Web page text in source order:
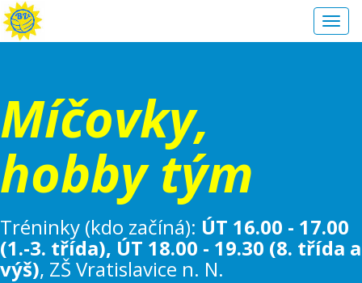
Míčovky,
hobby tým
Tréninky (kdo začíná): ÚT 16.00 - 17.00
(1.-3. třída), ÚT 18.00 - 19.30 (8. třída a
výš), ZŠ Vratislavice n. N.